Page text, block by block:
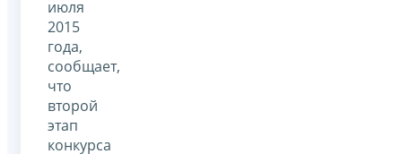
июля
2015
года,
сообщает,
что
второй
этап
конкурса